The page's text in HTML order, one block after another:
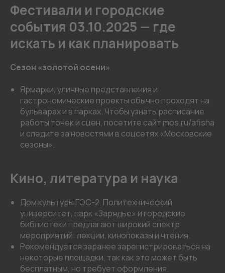
Фестивали и городские
события 03.10.2025 — где
искать и как планировать
Сезон «золотой осени»
Ярмарки, уличные представления и
гастрономические проекты обычно проходят на
бульварах и в парках. Чтобы узнать расписание
работы точек и сцен, посетите сайт mos.ru/afisha
и следите за новостями в соцсетях «Московские
сезоны».
Кино, литература и наука
Дом культуры ГЭС-2, Политехнический
университет, парк «Зарядье» и городские
библиотеки предлагают широкий спектр
мероприятий: лекции, кинопоказы и чтения.
Рекомендуется заранее зарегистрироваться на
некоторые площадки, так как это может быть
бесплатным, но требует оформления.